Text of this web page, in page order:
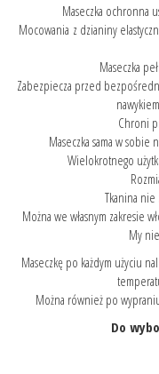
Maseczka ochronna
Mocowania z dzianiny
Maseczka
Zabezpiecza przed
Chroni
Maseczka sama w
Wielokrotnego
Tkanina nie
Można we własnym zakresie
My
Maseczkę po każdym użyciu
Można również po
Do